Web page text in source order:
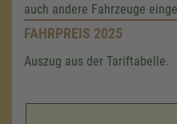
auch andere Fahrzeuge
FAHRPREIS 2025
Auszug aus der Tariftabelle.